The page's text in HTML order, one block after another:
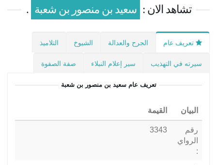
تشاهد الان : سعيد بن منصور بن شعبة .
تعريف عام الجرح والعدالة الشيوخ التلاميذ
سيرته في التهذيب سير إعلام النبلاء صفة الصفوة
تعريف عامسعيد بن منصور بن شعبة
البيان القيمة
رقم
الرواي
:
3343